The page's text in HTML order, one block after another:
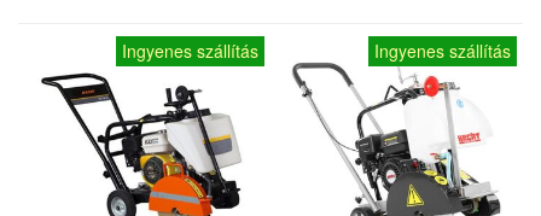
Ingyenes szállítás Ingyenes szállítás